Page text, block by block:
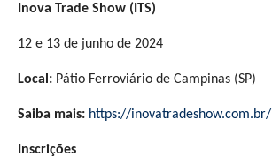
Inova Trade Show (ITS)
12 e 13 de junho de 2024
Local: Pátio Ferroviário de Campinas (SP)
Saiba mais: https://inovatradeshow.com.br/
Inscrições